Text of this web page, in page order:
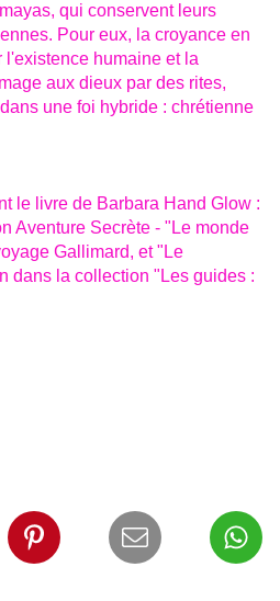
qui conservent leurs
Pour eux, la croyance en
l'existence humaine et la
aux dieux par des rites,
une foi hybride : chrétienne
le livre de Barbara Hand Glow :
Aventure Secrète - "Le monde
Gallimard, et "Le
dans la collection "Les guides :